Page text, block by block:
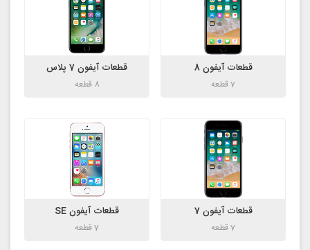
قطعات آیفون 8
7 قطعه
قطعات آیفون 7 پلاس
8 قطعه
قطعات آیفون 7
7 قطعه
قطعات آیفون SE
7 قطعه